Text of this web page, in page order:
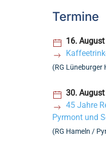
Termine
16.
(RG Lüneburger
30.
45 Jahre
Pyrmont und
(RG Hameln /